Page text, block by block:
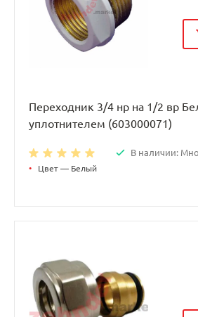
Переходник 3/4 нр на 1/2 вр
уплотнителем (603000071)
В наличии:
• Цвет — Белый